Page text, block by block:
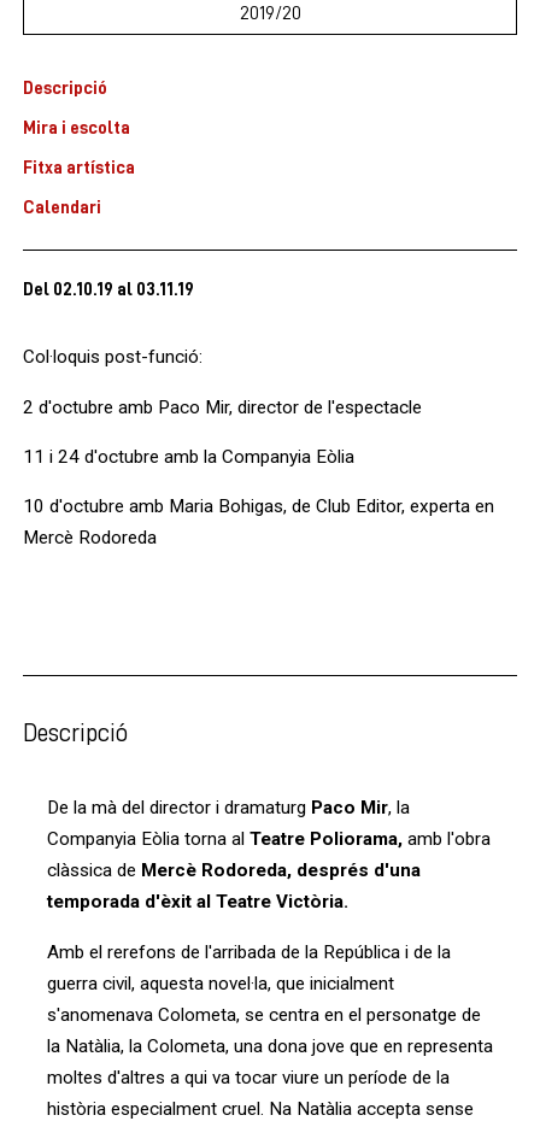
2019/20
Descripció
Mira i escolta
Fitxa artística
Calendari
Del 02.10.19 al 03.11.19
Col·loquis post-funció:
2 d'octubre amb Paco Mir, director de l'espectacle
11 i 24 d'octubre amb la Companyia Eòlia
10 d'octubre amb Maria Bohigas, de Club Editor, experta en
Mercè Rodoreda
Descripció
De la mà del director i dramaturg Paco Mir, la
Companyia Eòlia torna al Teatre Poliorama, amb l'obra
clàssica de Mercè Rodoreda, després d'una
temporada d'èxit al Teatre Victòria.
Amb el rerefons de l'arribada de la República i de la
guerra civil, aquesta novel·la, que inicialment
s'anomenava Colometa, se centra en el personatge de
la Natàlia, la Colometa, una dona jove que en representa
moltes d'altres a qui va tocar viure un període de la
història especialment cruel. Na Natàlia accepta sense